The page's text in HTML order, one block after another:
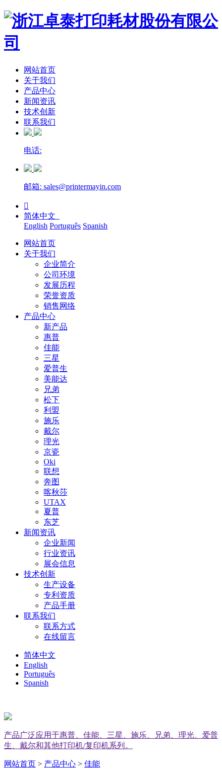
网站首页
关于我们
产品中心
新闻资讯
技术创新
联系我们
电话:
邮箱: sales@printermayin.com

简体中文
English Português Spanish
网站首页
关于我们
企业简介
公司环境
发展历程
荣誉资质
销售网络
产品中心
新产品
惠普
佳能
三星
爱普生
美能达
兄弟
松下
利盟
施乐
戴尔
理光
京瓷
Oki
联想
奔图
喀秋莎
UTAX
夏普
东芝
新闻资讯
企业新闻
行业资讯
展会信息
技术创新
生产设备
专利资质
产品手册
联系我们
联系方式
在线留言
简体中文
English
Português
Spanish
产品广泛应用于惠普、佳能、三星、施乐、兄弟、理光、爱普
生、戴尔和其他打印机/复印机系列。
网站首页 > 产品中心 > 佳能